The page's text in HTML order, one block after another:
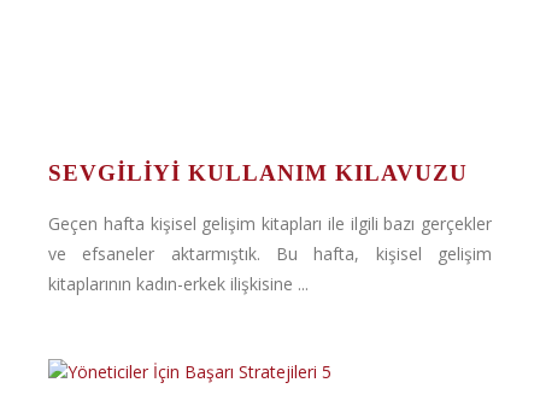
SEVGILIYI KULLANIM KILAVUZU
Geçen hafta kişisel gelişim kitapları ile ilgili bazı gerçekler
ve efsaneler aktarmıştık. Bu hafta, kişisel gelişim
kitaplarının kadın-erkek ilişkisine ...